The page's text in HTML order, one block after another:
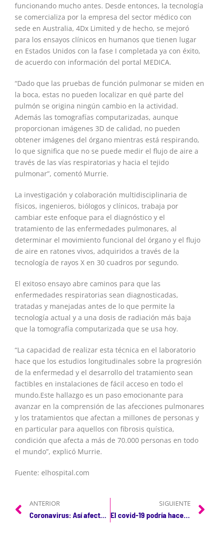
funcionando mucho antes. Desde entonces, la tecnología
se comercializa por la empresa del sector médico con
sede en Australia, 4Dx Limited y de hecho, se mejoró
para los ensayos clínicos en humanos que tienen lugar
en Estados Unidos con la fase I completada ya con éxito,
de acuerdo con información del portal MEDICA.
“Dado que las pruebas de función pulmonar se miden en
la boca, estas no pueden localizar en qué parte del
pulmón se origina ningún cambio en la actividad.
Además las tomografías computarizadas, aunque
proporcionan imágenes 3D de calidad, no pueden
obtener imágenes del órgano mientras está respirando,
lo que significa que no se puede medir el flujo de aire a
través de las vías respiratorias y hacia el tejido
pulmonar”, comentó Murrie.
La investigación y colaboración multidisciplinaria de
físicos, ingenieros, biólogos y clínicos, trabaja por
cambiar este enfoque para el diagnóstico y el
tratamiento de las enfermedades pulmonares, al
determinar el movimiento funcional del órgano y el flujo
de aire en ratones vivos, adquiridos a través de la
tecnología de rayos X en 30 cuadros por segundo.
El exitoso ensayo abre caminos para que las
enfermedades respiratorias sean diagnosticadas,
tratadas y manejadas antes de lo que permite la
tecnología actual y a una dosis de radiación más baja
que la tomografía computarizada que se usa hoy.
“La capacidad de realizar esta técnica en el laboratorio
hace que los estudios longitudinales sobre la progresión
de la enfermedad y el desarrollo del tratamiento sean
factibles en instalaciones de fácil acceso en todo el
mundo.Este hallazgo es un paso emocionante para
avanzar en la comprensión de las afecciones pulmonares
y los tratamientos que afectan a millones de personas y
en particular para aquellos con fibrosis quística,
condición que afecta a más de 70.000 personas en todo
el mundo”, explicó Murrie.
Fuente: elhospital.com
ANTERIOR
Coronavirus: Así afecta el Covid-19 al corazón
SIGUIENTE
El covid-19 podría hacerte repensar tus hábitos de fumar